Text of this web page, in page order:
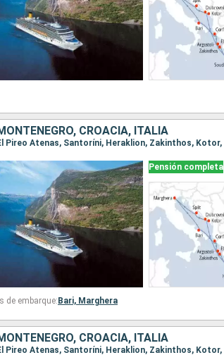
CROACIA, ITALIA
Pensión completa
de embarque: Bari, Marghera
CROACIA, ITALIA